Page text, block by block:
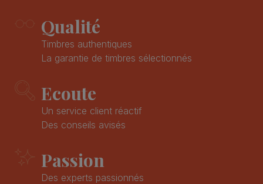
Qualité
Timbres authentiques
La garantie de timbres sélectionnés
Ecoute
Un service client réactif
Des conseils avisés
Passion
Des experts passionnés